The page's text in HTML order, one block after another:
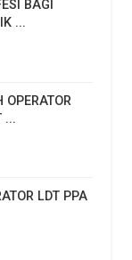
BAGI
...
OPERATOR
...
LDT PPA